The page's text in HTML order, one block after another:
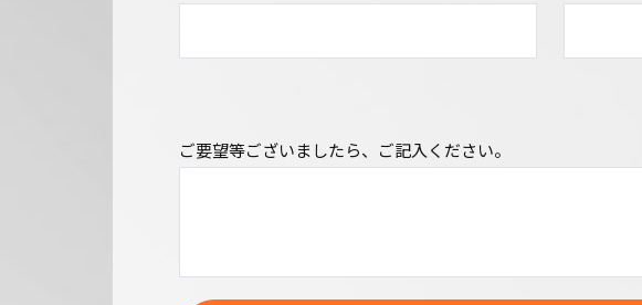
ご要望等ございましたら、ご記入ください。